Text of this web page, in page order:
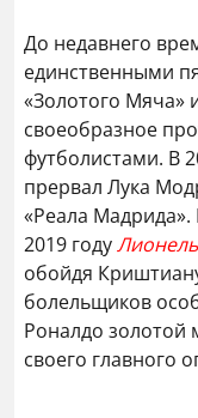
До недавнего
единственными
«Золотого Мяча»
своеобразное
футболистами. В
прервал Лука
«Реала
2019 году
обойдя
болельщиков
Роналдо золотой
своего главного